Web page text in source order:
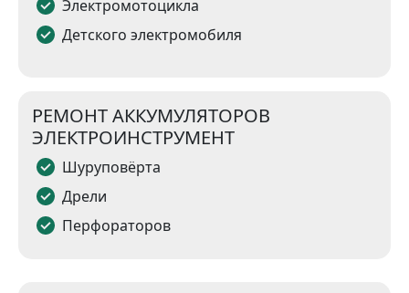
Электромотоцикла
Детского электромобиля
РЕМОНТ АККУМУЛЯТОРОВ
ЭЛЕКТРОИНСТРУМЕНТ
Шуруповёрта
Дрели
Перфораторов